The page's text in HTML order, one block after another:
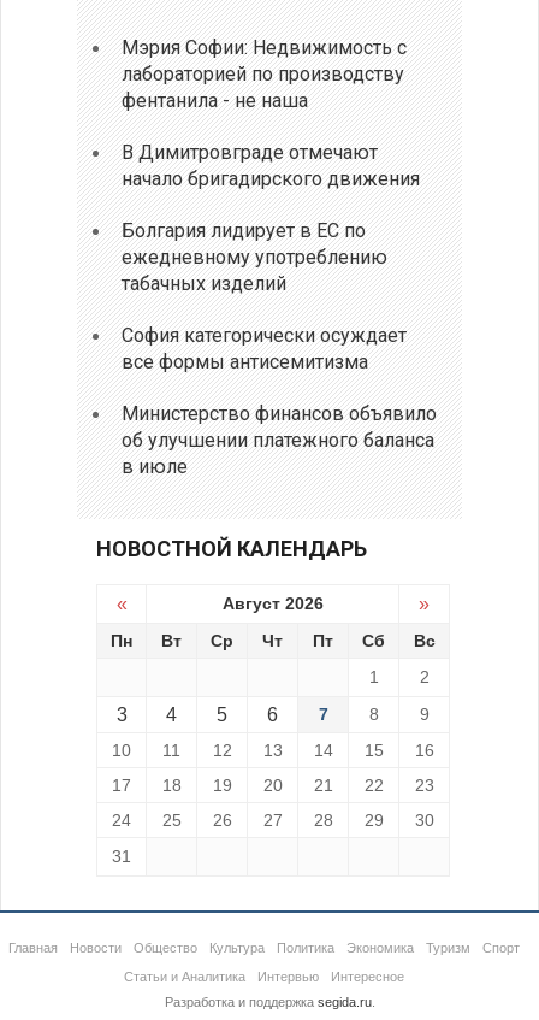
Мэрия Софии: Недвижимость с
лабораторией по производству
фентанила - не наша
В Димитровграде отмечают
начало бригадирского движения
Болгария лидирует в ЕС по
ежедневному употреблению
табачных изделий
София категорически осуждает
все формы антисемитизма
Министерство финансов объявило
об улучшении платежного баланса
в июле
НОВОСТНОЙ КАЛЕНДАРЬ
« Август 2026 »
Пн Вт Ср Чт Пт Сб
Вс
1
2
3 4 5 6 7 8
9
10
11 12 13 14 15
16
17
18 19 20 21 22
23
24
25 26 27 28 29
30
31
Главная Новости Общество Культура Политика Экономика Туризм
Спорт
Статьи и Аналитика
Интервью
Интересное
Разработка и поддержка segida.ru.